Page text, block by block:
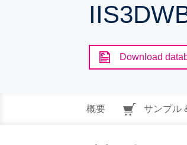
Download
概要 サンプル